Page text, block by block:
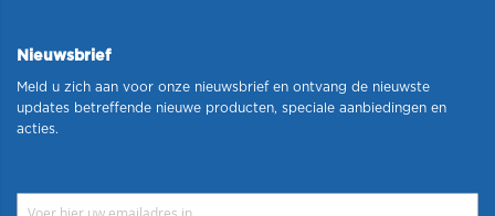
Nieuwsbrief
Meld u zich aan voor onze nieuwsbrief en ontvang de nieuwste
updates betreffende nieuwe producten, speciale aanbiedingen en
acties.